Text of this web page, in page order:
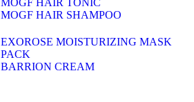
MOGF HAIR TONIC
MOGF HAIR SHAMPOO
EXOROSE MOISTURIZING MASK
PACK
BARRION CREAM